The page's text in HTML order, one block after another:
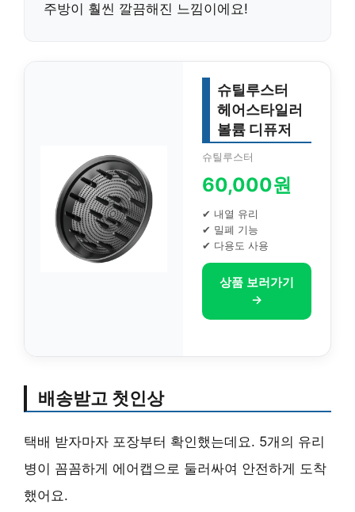
주방이 훨씬 깔끔해진 느낌이에요!
슈틸루스터
헤어스타일러
볼륨 디퓨저
슈틸루스터
60,000원
✔ 내열 유리
✔ 밀폐 기능
✔ 다용도 사용
상품 보러가기
→
배송받고 첫인상
택배 받자마자 포장부터 확인했는데요. 5개의 유리
병이 꼼꼼하게 에어캡으로 둘러싸여 안전하게 도착
했어요.